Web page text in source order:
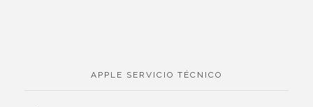
APPLE SERVICIO TÉCNICO